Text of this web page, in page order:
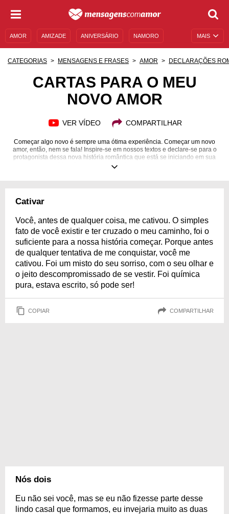
MAIS
AMOR AMIZADE ANIVERSÁRIO NAMORO
MENSAGENS E FRASES MENSAGENS DE ANIVERSÁRIO
CATEGORIAS MENSAGENS E FRASES AMOR DECLARAÇÕES
CARTAS PARA O MEU
NOVO AMOR
VER VÍDEO COMPARTILHAR
Começar algo novo é sempre uma ótima experiência. Começar um novo
amor, então, nem se fala! Inspire-se em nossos textos e declare-se para o
protagonista dessa nova história romântica que está se iniciando em sua
vida e faça com que ela dure para sempre!
Cativar
Você, antes de qualquer coisa, me cativou. O simples
fato de você existir e ter cruzado o meu caminho, foi o
suficiente para a nossa história começar. Porque antes
de qualquer tentativa de me conquistar, você me
cativou. Foi um misto do seu sorriso, com o seu olhar e
o jeito descompromissado de se vestir. Foi química
pura, estava escrito, só pode ser!
COPIAR COMPARTILHAR
Nós dois
Eu não sei você, mas se eu não fizesse parte desse
lindo casal que formamos, eu invejaria muito as duas